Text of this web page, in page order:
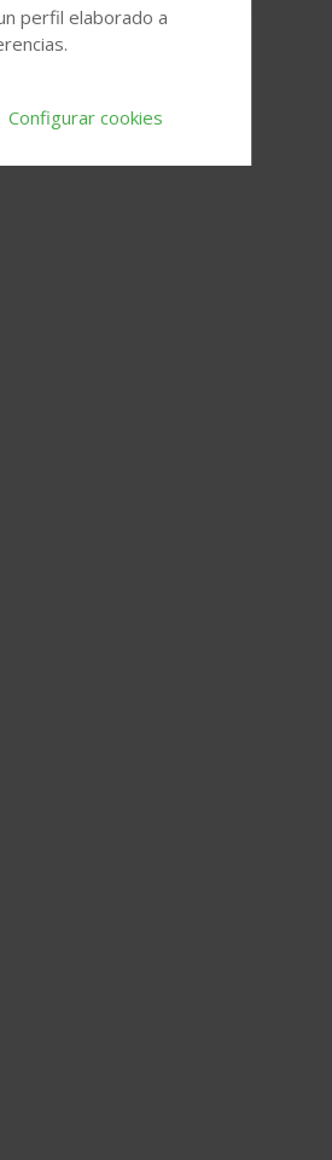
perfil elaborado a
Configurar cookies